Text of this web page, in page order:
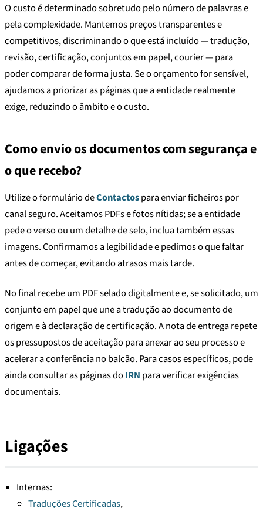
O custo é determinado sobretudo pelo número de palavras e
pela complexidade. Mantemos preços transparentes e
competitivos, discriminando o que está incluído — tradução,
revisão, certificação, conjuntos em papel, courier — para
poder comparar de forma justa. Se o orçamento for sensível,
ajudamos a priorizar as páginas que a entidade realmente
exige, reduzindo o âmbito e o custo.
Como envio os documentos com segurança e
o que recebo?
Utilize o formulário deContactospara enviar ficheiros por
canal seguro. Aceitamos PDFs e fotos nítidas; se a entidade
pede o verso ou um detalhe de selo, inclua também essas
imagens. Confirmamos a legibilidade e pedimos o que faltar
antes de começar, evitando atrasos mais tarde.
No final recebe um PDF selado digitalmente e, se solicitado, um
conjunto em papel que une a tradução ao documento de
origem e à declaração de certificação. A nota de entrega repete
os pressupostos de aceitação para anexar ao seu processo e
acelerar a conferência no balcão. Para casos específicos, pode
ainda consultar as páginas doIRN para verificar exigências
documentais.
Ligações
Internas:
Traduções Certificadas,